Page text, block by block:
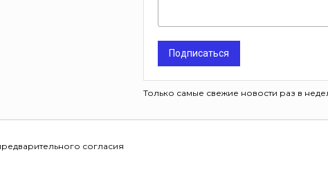
Подписаться
Только самые свежие новости раз в
согласия